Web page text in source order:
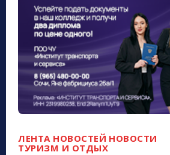
ЛЕНТА НОВОСТЕЙ НОВОСТИ
ТУРИЗМ И ОТДЫХ